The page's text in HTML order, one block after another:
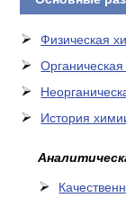
Физическая
История